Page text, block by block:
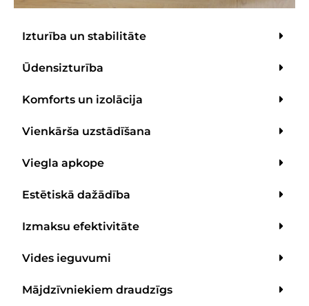
Izturība un stabilitāte
Ūdensizturība
Komforts un izolācija
Vienkārša uzstādīšana
Viegla apkope
Estētiskā dažādība
Izmaksu efektivitāte
Vides ieguvumi
Mājdzīvniekiem draudzīgs